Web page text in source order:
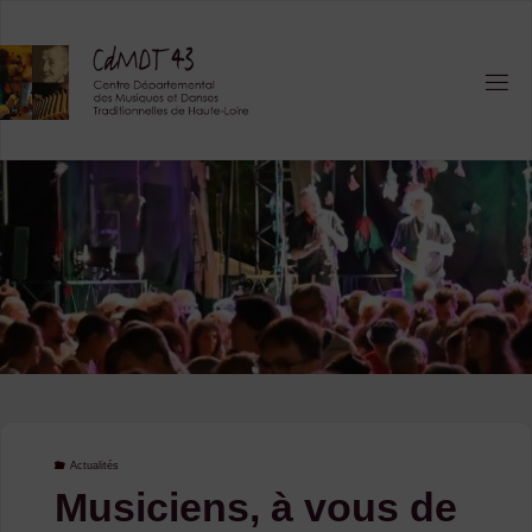
content
Actualités
Musiciens, à vous de